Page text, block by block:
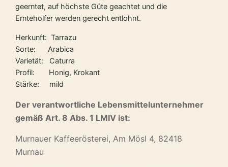
geerntet, auf höchste Güte geachtet und die
Ernteholfer werden gerecht entlohnt.
Herkunft: Tarrazu
Sorte: Arabica
Varietät: Caturra
Profil: Honig, Krokant
Stärke: mild
Der verantwortliche Lebensmittelunternehmer
gemäß Art. 8 Abs. 1 LMIV ist:
Murnauer Kaffeerösterei, Am Mösl 4, 82418
Murnau